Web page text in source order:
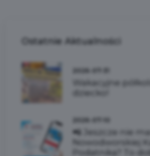
Ostatnie Aktualności
Wakacyjne
dziecko!
📲 Jeszcze nie
Nowodworskiej
Podatnika? To